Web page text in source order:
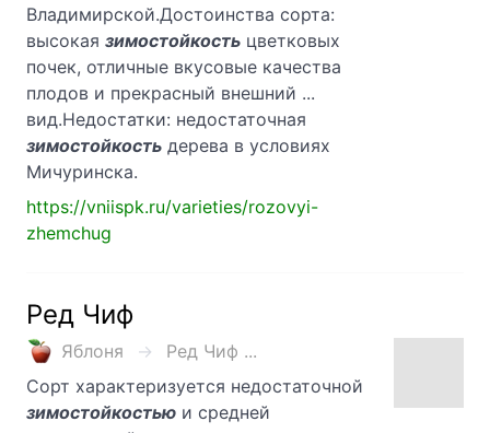
Владимирской.Достоинства сорта:
высокая зимостойкость цветковых
почек, отличные вкусовые качества
плодов и прекрасный внешний ...
вид.Недостатки: недостаточная
зимостойкость дерева в условиях
Мичуринска.
https://vniispk.ru/varieties/rozovyi-
zhemchug
Ред Чиф
Яблоня
Ред Чиф ...
Сорт характеризуется недостаточной
зимостойкостью и средней